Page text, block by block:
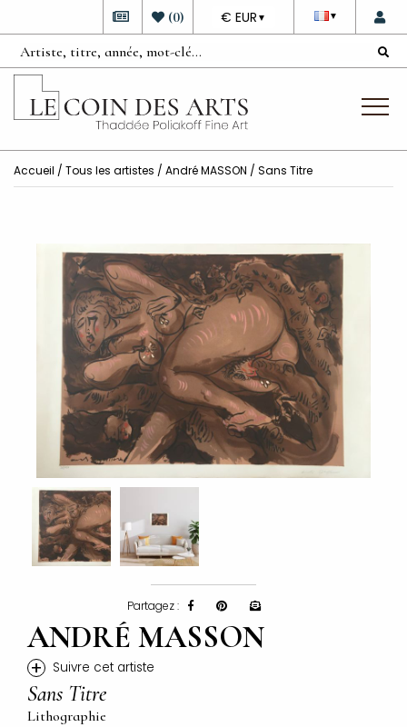
▼
DEVISE
€ EUR ▼
(0)
Accueil / Tous les artistes / André MASSON / Sans Titre
Partagez :
ANDRÉ MASSON
+ Suivre cet artiste
Sans Titre
Lithographie